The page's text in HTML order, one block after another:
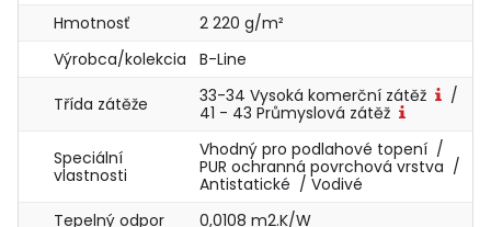
Hmotnosť
2 220 g/m²
Výrobca/kolekcia
B-Line
Třída zátěže 33-34 Vysoká komerční zátěž
/
41 - 43 Průmyslová zátěž
Speciální
vlastnosti
Vhodný pro podlahové topení /
PUR ochranná povrchová vrstva /
Antistatické / Vodivé
Tepelný odpor
0,0108 m2.K/W